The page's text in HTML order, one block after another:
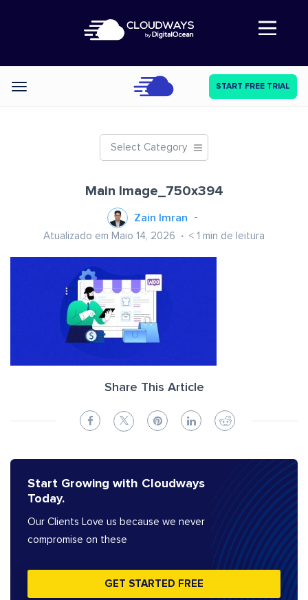
Abre a navegação
Categories START FREE TRIAL
Select Category
Main Image_750x394
Zain Imran
Atualizado em Maio 14, 2026 < 1 min de leitura
Share This Article
Start Growing with Cloudways
Today.
Our Clients Love us because we never
compromise on these
GET STARTED FREE